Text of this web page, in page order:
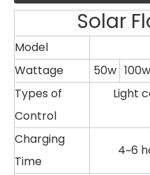
Solar
Model
Wattage
50w 100w
Types of
Control
Light
Charging
Time
4~6